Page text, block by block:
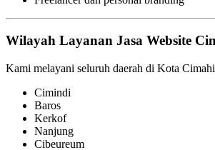
Wilayah Layanan Jasa Website
Kami melayani seluruh daerah di Kota
Cimindi
Baros
Kerkof
Nanjung
Cibeureum